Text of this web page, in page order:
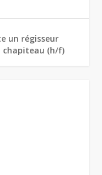
un régisseur
chapiteau (h/f)